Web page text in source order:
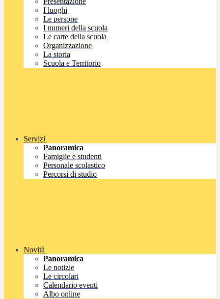
I luoghi
Le persone
I numeri della scuola
Le carte della scuola
Organizzazione
La storia
Scuola e Territorio
Servizi
Panoramica
Famiglie e studenti
Personale scolastico
Percorsi di studio
Novità
Panoramica
Le notizie
Le circolari
Calendario eventi
Albo online